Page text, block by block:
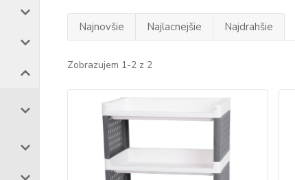
Najnovšie Najlacnejšie Najdrahšie
Zobrazujem 1-2 z 2